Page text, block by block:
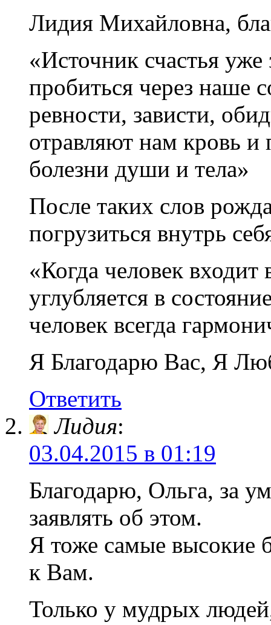
Лидия Михайловна,
«Источник счастья
пробиться через наше
ревности, зависти,
отравляют нам кровь и
болезни души и тела»
После таких слов
погрузиться внутрь
«Когда человек
углубляется в
человек всегда
Я Благодарю Вас, Я
Ответить
Лидия:
03.04.2015 в 01:19
Благодарю, Ольга, за
заявлять об этом.
Я тоже самые высокие
к Вам.
Только у мудрых